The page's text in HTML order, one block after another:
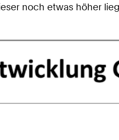
noch etwas höher